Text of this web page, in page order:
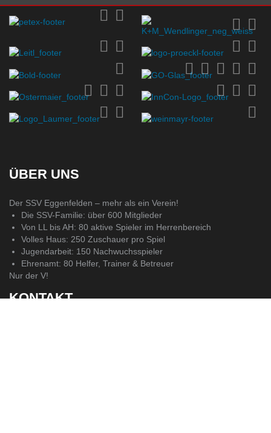
ÜBER UNS
Der SSV Eggenfelden – mehr als ein Verein!
Die SSV-Familie: über 600 Mitglieder
Von LL bis AH: 80 aktive Spieler im Herrenbereich
Volles Haus: 250 Zuschauer pro Spiel
Jugendarbeit: 150 Nachwuchsspieler
Ehrenamt: 80 Helfer, Trainer & Betreuer
Nur der V!
KONTAKT